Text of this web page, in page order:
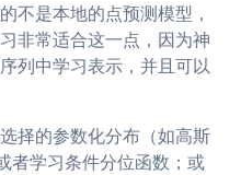
不是本地的点预测模型，
非常适合这一点，因为神
列中学习表示，并且可以
择的参数化分布（如高斯
者学习条件分位函数；或